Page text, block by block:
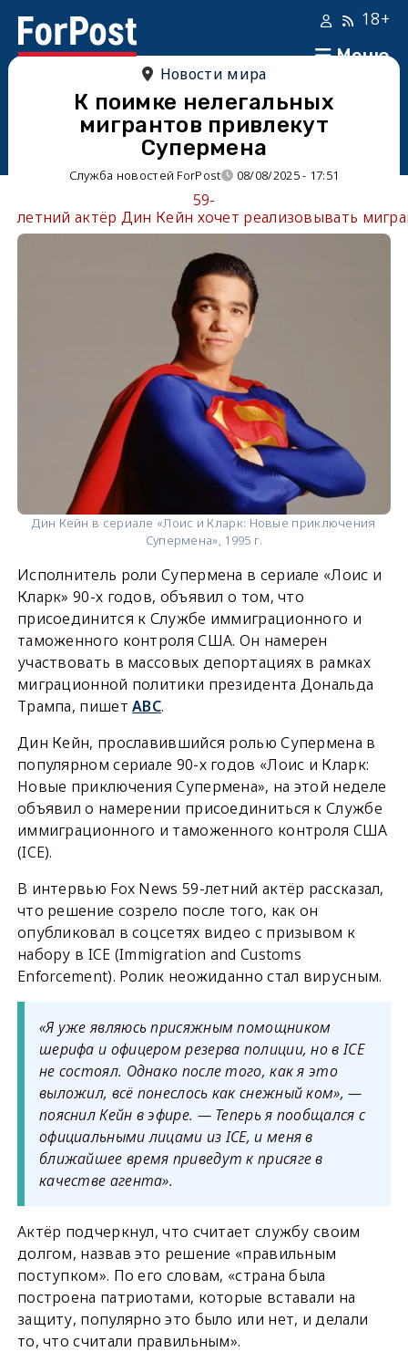
Меню
18+
Новости мира
К поимке нелегальных
мигрантов привлекут
Супермена
Служба новостей ForPost 08/08/2025 - 17:51
59-
летний актёр Дин Кейн хочет реализовывать
Дин Кейн в сериале «Лоис и Кларк: Новые приключения
Супермена», 1995 г.
Исполнитель роли Супермена в сериале «Лоис и
Кларк» 90-х годов, объявил о том, что
присоединится к Службе иммиграционного и
таможенного контроля США. Он намерен
участвовать в массовых депортациях в рамках
миграционной политики президента Дональда
Трампа, пишетАВС.
Дин Кейн, прославившийся ролью Супермена в
популярном сериале 90-х годов «Лоис и Кларк:
Новые приключения Супермена», на этой неделе
объявил о намерении присоединиться к Службе
иммиграционного и таможенного контроля США
(ICE).
В интервью Fox News 59-летний актёр рассказал,
что решение созрело после того, как он
опубликовал в соцсетях видео с призывом к
набору в ICE (Immigration and Customs
Enforcement). Ролик неожиданно стал вирусным.
«Я уже являюсь присяжным помощником
шерифа и офицером резерва полиции, но в ICE
не состоял. Однако после того, как я это
выложил, всё понеслось как снежный ком», —
пояснил Кейн в эфире. — Теперь я пообщался с
официальными лицами из ICE, и меня в
ближайшее время приведут к присяге в
качестве агента».
Актёр подчеркнул, что считает службу своим
долгом, назвав это решение «правильным
поступком». По его словам, «страна была
построена патриотами, которые вставали на
защиту, популярно это было или нет, и делали
то, что считали правильным».